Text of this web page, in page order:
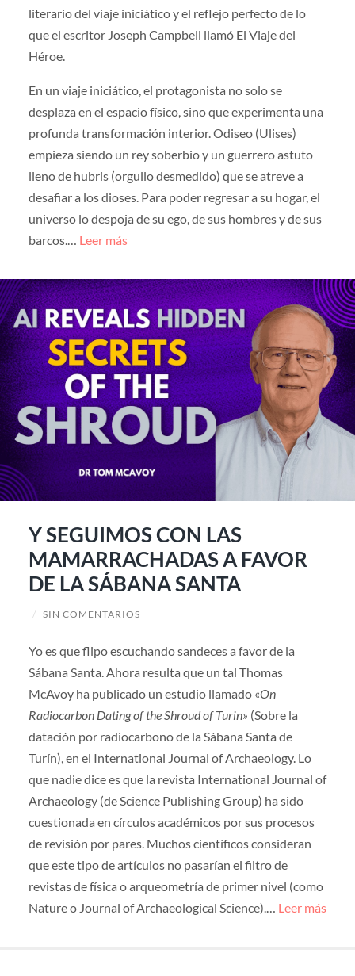
literario del viaje iniciático y el reflejo perfecto de lo
que el escritor Joseph Campbell llamó El Viaje del
Héroe.
En un viaje iniciático, el protagonista no solo se
desplaza en el espacio físico, sino que experimenta una
profunda transformación interior. Odiseo (Ulises)
empieza siendo un rey soberbio y un guerrero astuto
lleno de hubris (orgullo desmedido) que se atreve a
desafiar a los dioses. Para poder regresar a su hogar, el
universo lo despoja de su ego, de sus hombres y de sus
barcos.… Leer más
Y SEGUIMOS CON LAS
MAMARRACHADAS A FAVOR
DE LA SÁBANA SANTA
/ SIN COMENTARIOS
Yo es que flipo escuchando sandeces a favor de la
Sábana Santa. Ahora resulta que un tal Thomas
McAvoy ha publicado un estudio llamado «On
Radiocarbon Dating of the Shroud of Turin» (Sobre la
datación por radiocarbono de la Sábana Santa de
Turín), en el International Journal of Archaeology. Lo
que nadie dice es que la revista International Journal of
Archaeology (de Science Publishing Group) ha sido
cuestionada en círculos académicos por sus procesos
de revisión por pares. Muchos científicos consideran
que este tipo de artículos no pasarían el filtro de
revistas de física o arqueometría de primer nivel (como
Nature o Journal of Archaeological Science).… Leer más